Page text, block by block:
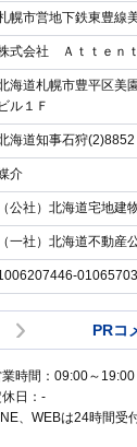
幌市営地下鉄東豊
式会社 Ａｔｔｅｎ
海道札幌市豊平区美
ビル１Ｆ
海道知事石狩(2)8852
介
（公社）北海道宅地建
（一社）北海道不動産
01065703
PRコ
業時間：09:00～
休日：-
、WEBは24時間受